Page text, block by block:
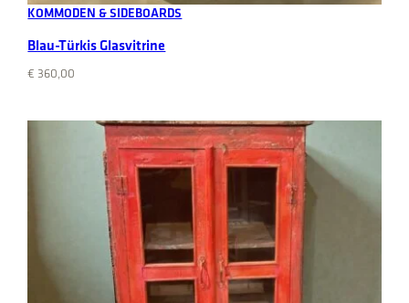
KOMMODEN & SIDEBOARDS
Blau-Türkis Glasvitrine
€ 360,00